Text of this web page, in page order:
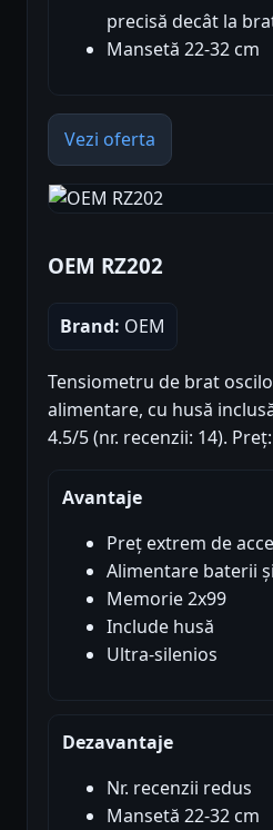
precisă decât la
Mansetă 22-32 cm
Vezi oferta
OEM RZ202
Brand: OEM
Tensiometru de brat
alimentare, cu husă
4.5/5 (nr. recenzii: 14).
Avantaje
Preț extrem de
Alimentare baterii
Memorie 2x99
Include husă
Ultra-silenios
Dezavantaje
Nr. recenzii redus
Mansetă 22-32 cm